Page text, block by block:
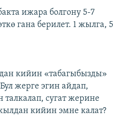
ижара болгону 5-7
гана берилет. 1 жылга, 5
кийин «табагыбызды»
жерге эгин айдап,
сугат жерине
кийин эмне калат?